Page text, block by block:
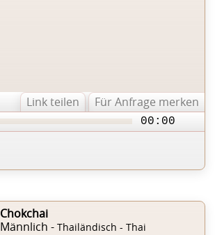
Link teilen Für Anfrage merken
00:00
Chokchai
Männlich - Thailändisch - Thai